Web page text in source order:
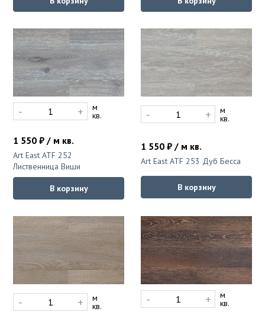
1 550 ₽ / м кв.
Art East ATF 252
Лиственница Виши
- + м
кв.
В корзину
1 550 ₽ / м кв.
Art East ATF 253 Дуб Бесса
- + м
кв.
В корзину
- + м
кв. - + м
кв.